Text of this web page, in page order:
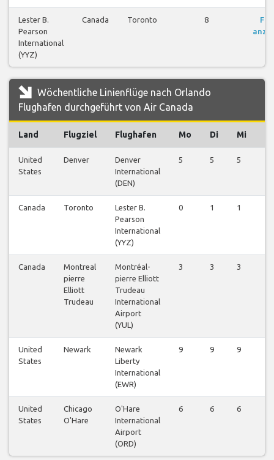
Lester B.
Pearson
International
(YYZ)
Canada Toronto 8
Wöchentliche Linienflüge nach Orlando
Flughafen durchgeführt von Air Canada
Land Flugziel Flughafen Mo Di Mi
United
States
Denver
Denver
International
(DEN)
5 5 5
Canada Toronto
Lester B.
Pearson
International
(YYZ)
0 1 1
Canada
Montreal
pierre
Elliott
Trudeau
Montréal-
pierre Elliott
Trudeau
International
Airport
(YUL)
3 3 3
United
States
Newark
Newark
Liberty
International
(EWR)
9 9 9
United
States
Chicago
O'Hare
O'Hare
International
Airport
(ORD)
6 6 6